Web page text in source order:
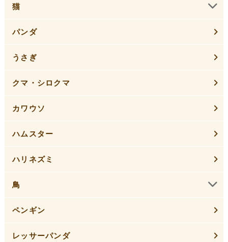
猫
パンダ
うさぎ
クマ・シロクマ
カワウソ
ハムスター
ハリネズミ
鳥
ペンギン
レッサーパンダ